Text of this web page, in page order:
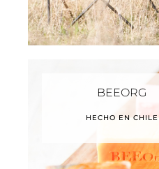
BEEORG
HECHO EN CHILE